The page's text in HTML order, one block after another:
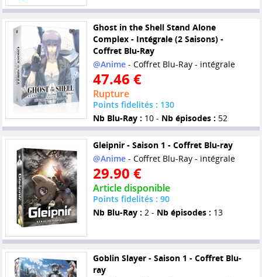
Ghost in the Shell Stand Alone
Complex - Intégrale (2 Saisons) -
Coffret Blu-Ray
@Anime- Coffret Blu-Ray - intégrale
47.46 €
Rupture
Points fidelités : 130
Nb Blu-Ray : 10 - Nb épisodes : 52
Gleipnir - Saison 1 - Coffret Blu-ray
@Anime- Coffret Blu-Ray - intégrale
29.90 €
Article disponible
Points fidelités : 90
Nb Blu-Ray : 2 - Nb épisodes : 13
Goblin Slayer - Saison 1 - Coffret Blu-
ray